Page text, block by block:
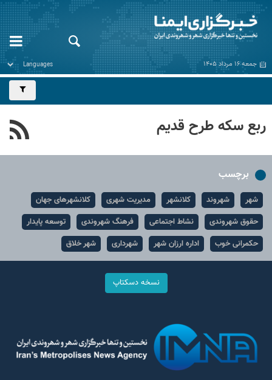
جمعه ۱۶ مرداد ۱۴۰۵
ربع سکه طرح قدیم
برچسب
شهر شهروند کلانشهر مدیریت شهری
کلانشهرهای جهان
حقوق شهروندی
نشاط اجتماعی فرهنگ شهروندی
توسعه پایدار
حکمرانی خوب
اداره ارزان شهر شهرداری شهر خلاق
نسخه دسکتاپ